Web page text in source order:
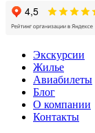
Экскурсии
Жилье
Авиабилеты
Блог
О компании
Контакты